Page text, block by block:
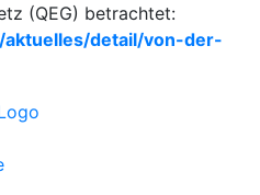
(QEG) betrachtet:
detail/von-der-